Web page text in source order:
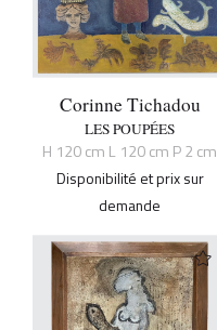
Corinne Tichadou
LES POUPÉES
H 120 cm L 120 cm P 2 cm
Disponibilité et prix sur
demande